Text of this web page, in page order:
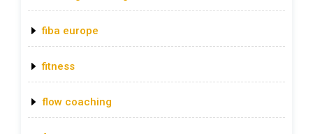
fiba europe
fitness
flow coaching